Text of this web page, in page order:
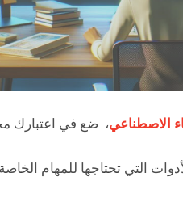
الاصطناعي، ضع في اعتبارك
التي تحتاجها للمهام